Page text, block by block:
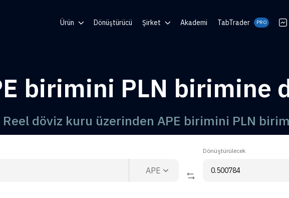
Ürün
QR Oluşturucu
Dönüştürücü Şirket Akademi TabTrader PRO
birimini PLN birimine
Reel döviz kuru üzerinden APE birimini PLN
APE
Dönüştürülecek